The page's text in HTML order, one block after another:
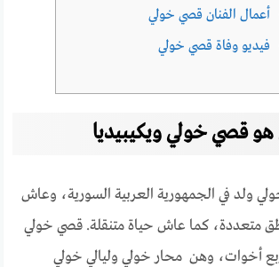
أعمال الفنان قصي خولي
فيديو وفاة قصي خولي
قصي خولي ويكيبيديا
ولد في الجمهورية العربية السورية، وعاش
متعددة، كما عاش حياة متنقلة. قصي خولي
أخوات، وهن محار خولي وليالي خولي